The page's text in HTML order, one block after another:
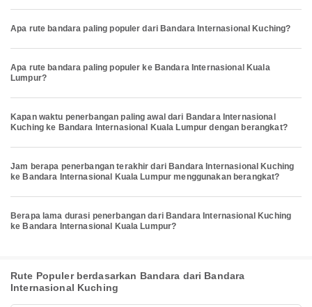
Apa rute bandara paling populer dari Bandara Internasional Kuching?
Apa rute bandara paling populer ke Bandara Internasional Kuala
Lumpur?
Kapan waktu penerbangan paling awal dari Bandara Internasional
Kuching ke Bandara Internasional Kuala Lumpur dengan berangkat?
Jam berapa penerbangan terakhir dari Bandara Internasional Kuching
ke Bandara Internasional Kuala Lumpur menggunakan berangkat?
Berapa lama durasi penerbangan dari Bandara Internasional Kuching
ke Bandara Internasional Kuala Lumpur?
Rute Populer berdasarkan Bandara dari Bandara
Internasional Kuching